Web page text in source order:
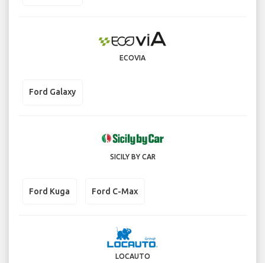
ECOVIA
Ford Galaxy
SICILY BY CAR
Ford Kuga Ford C-Max
LOCAUTO